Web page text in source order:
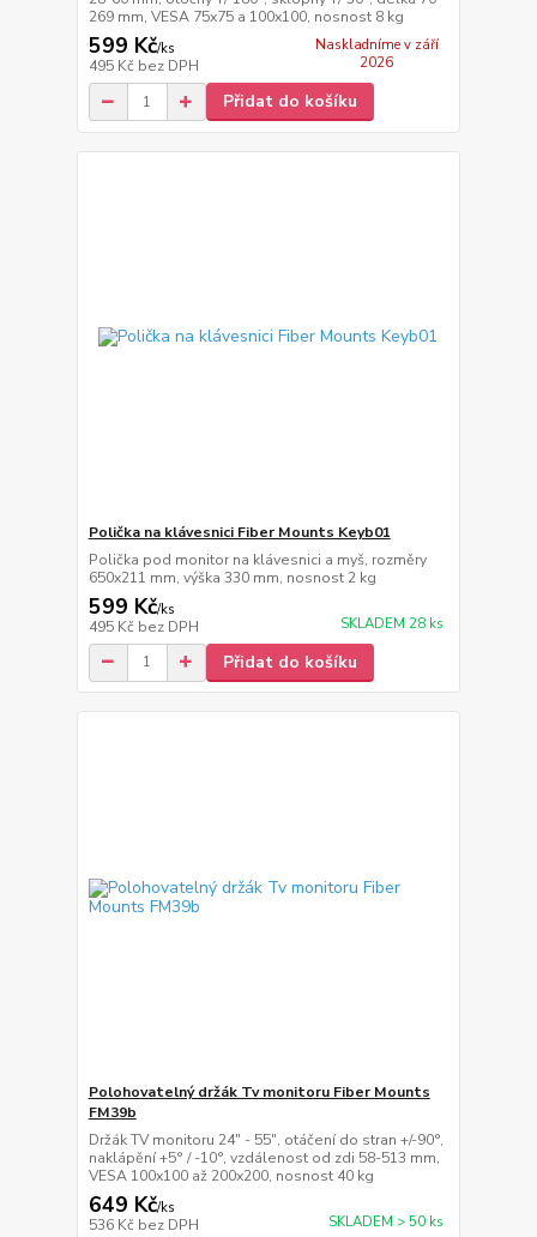
269 mm, VESA 75x75 a 100x100, nosnost 8 kg
599 Kč/ks
495 Kč bez DPH
Naskladníme v září
2026
Přidat do košíku
Polička na klávesnici Fiber Mounts Keyb01
Polička pod monitor na klávesnici a myš, rozměry
650x211 mm, výška 330 mm, nosnost 2 kg
599 Kč/ks
495 Kč bez DPH SKLADEM 28 ks
Přidat do košíku
Polohovatelný držák Tv monitoru Fiber Mounts
FM39b
Držák TV monitoru 24" - 55", otáčení do stran +/-90°,
naklápění +5° / -10°, vzdálenost od zdi 58-513 mm,
VESA 100x100 až 200x200, nosnost 40 kg
649 Kč/ks
536 Kč bez DPH SKLADEM > 50 ks